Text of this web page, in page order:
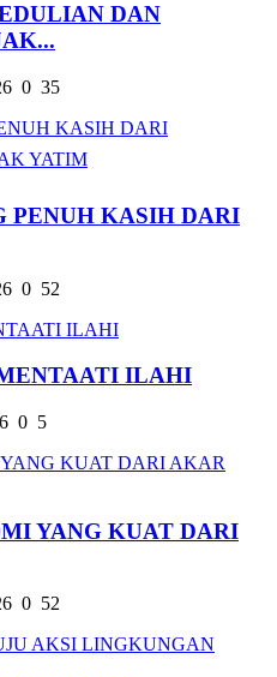
DAN
0 35
PENUH KASIH DARI
0 52
ILAHI
0 5
YANG KUAT DARI
0 52